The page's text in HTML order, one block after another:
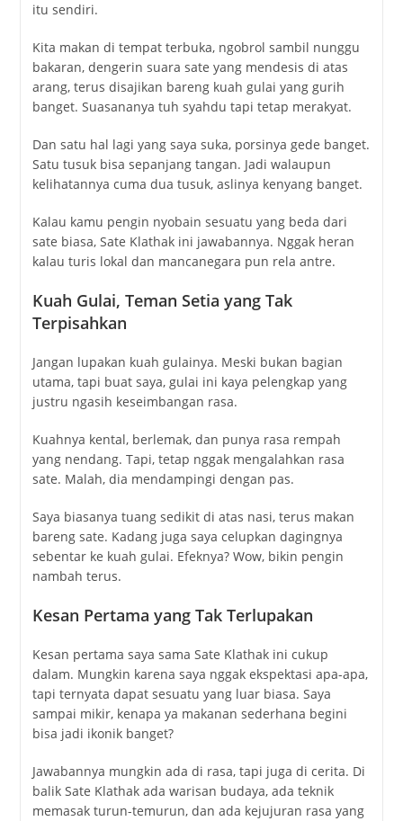
itu sendiri.
Kita makan di tempat terbuka, ngobrol sambil nunggu
bakaran, dengerin suara sate yang mendesis di atas
arang, terus disajikan bareng kuah gulai yang gurih
banget. Suasananya tuh syahdu tapi tetap merakyat.
Dan satu hal lagi yang saya suka, porsinya gede banget.
Satu tusuk bisa sepanjang tangan. Jadi walaupun
kelihatannya cuma dua tusuk, aslinya kenyang banget.
Kalau kamu pengin nyobain sesuatu yang beda dari
sate biasa, Sate Klathak ini jawabannya. Nggak heran
kalau turis lokal dan mancanegara pun rela antre.
Kuah Gulai, Teman Setia yang Tak
Terpisahkan
Jangan lupakan kuah gulainya. Meski bukan bagian
utama, tapi buat saya, gulai ini kaya pelengkap yang
justru ngasih keseimbangan rasa.
Kuahnya kental, berlemak, dan punya rasa rempah
yang nendang. Tapi, tetap nggak mengalahkan rasa
sate. Malah, dia mendampingi dengan pas.
Saya biasanya tuang sedikit di atas nasi, terus makan
bareng sate. Kadang juga saya celupkan dagingnya
sebentar ke kuah gulai. Efeknya? Wow, bikin pengin
nambah terus.
Kesan Pertama yang Tak Terlupakan
Kesan pertama saya sama Sate Klathak ini cukup
dalam. Mungkin karena saya nggak ekspektasi apa-apa,
tapi ternyata dapat sesuatu yang luar biasa. Saya
sampai mikir, kenapa ya makanan sederhana begini
bisa jadi ikonik banget?
Jawabannya mungkin ada di rasa, tapi juga di cerita. Di
balik Sate Klathak ada warisan budaya, ada teknik
memasak turun-temurun, dan ada kejujuran rasa yang